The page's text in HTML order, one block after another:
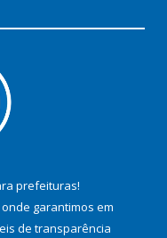
prefeituras!
garantimos em
de transparência